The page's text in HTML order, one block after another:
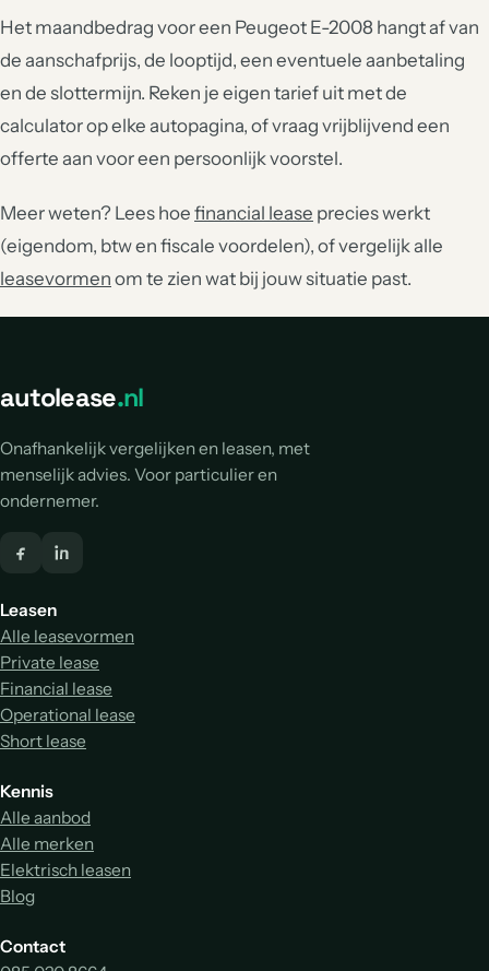
Het maandbedrag voor een Peugeot E-2008 hangt af van
de aanschafprijs, de looptijd, een eventuele aanbetaling
en de slottermijn. Reken je eigen tarief uit met de
calculator op elke autopagina, of vraag vrijblijvend een
offerte aan voor een persoonlijk voorstel.
Meer weten? Lees hoe financial lease precies werkt
(eigendom, btw en fiscale voordelen), of vergelijk alle
leasevormen om te zien wat bij jouw situatie past.
autolease.nl
Onafhankelijk vergelijken en leasen, met
menselijk advies. Voor particulier en
ondernemer.
Leasen
Alle leasevormen
Private lease
Financial lease
Operational lease
Short lease
Kennis
Alle aanbod
Alle merken
Elektrisch leasen
Blog
Contact